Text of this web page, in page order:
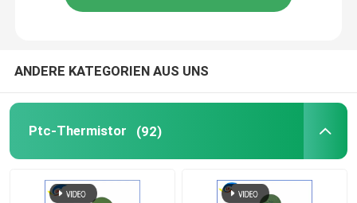
Mini-Auto-Sicherung
Oberflächenberg-Sicherung
ANDERE KATEGORIEN AUS UNS
Ptc-Thermistor (92)